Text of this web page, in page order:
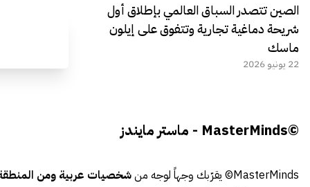
الصين تتصدر السباق العالمي بإطلاق أول
شريحة دماغية تجارية وتتفوق على إيلون
ماسك
22 يونيو 2026
©MasterMinds - ماستر مايندز
MasterMinds© يقرّبك وجهاً لوجه من
شخصيات عربية ومن